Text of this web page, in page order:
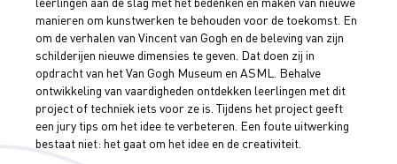
manieren om kunstwerken te behouden voor de toekomst. En
om de verhalen van Vincent van Gogh en de beleving van zijn
schilderijen nieuwe dimensies te geven. Dat doen zij in
opdracht van het Van Gogh Museum en ASML. Behalve
ontwikkeling van vaardigheden ontdekken leerlingen met dit
project of techniek iets voor ze is. Tijdens het project geeft
een jury tips om het idee te verbeteren. Een foute uitwerking
bestaat niet: het gaat om het idee en de creativiteit.